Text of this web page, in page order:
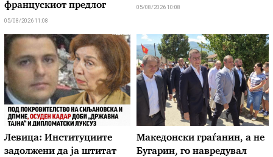
францускиот предлог
05/08/2026 11:08
05/08/2026 10:08
Левица: Институциите
задолжени да ја штитат
Македонски граѓанин, а не
Бугарин, го навредувал